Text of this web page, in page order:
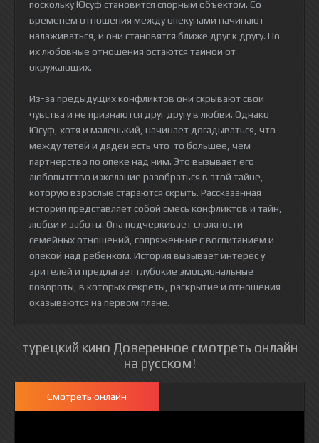
поскольку Юсуф становится спорным объектом. Со
временем отношения между опекунами начинают
налаживаться, и они становятся ближе друг к другу. Но
их любовные отношения остаются тайной от
окружающих.
Из-за предыдущих конфликтов они скрывают свои
чувства и не признаются друг другу в любви. Однако
Юсуф, хотя и маленький, начинает догадываться, что
между тетей и дядей есть что-то большее, чем
партнерство по опеке над ним. Это вызывает его
любопытство и желание разобраться в этой тайне,
которую взрослые стараются скрыть. Рассказанная
история представляет собой смесь конфликтов и тайн,
любви и заботы. Она подчеркивает сложности
семейных отношений, сопряженные с воспитанием и
опекой над ребенком. История вызывает интерес у
зрителей и предлагает глубокие эмоциональные
повороты, в которых секреты, раскрытие и отношения
оказываются на первом плане.
турецкий кино Доверенное смотреть онлайн
на русском!
Смотреть онлайн